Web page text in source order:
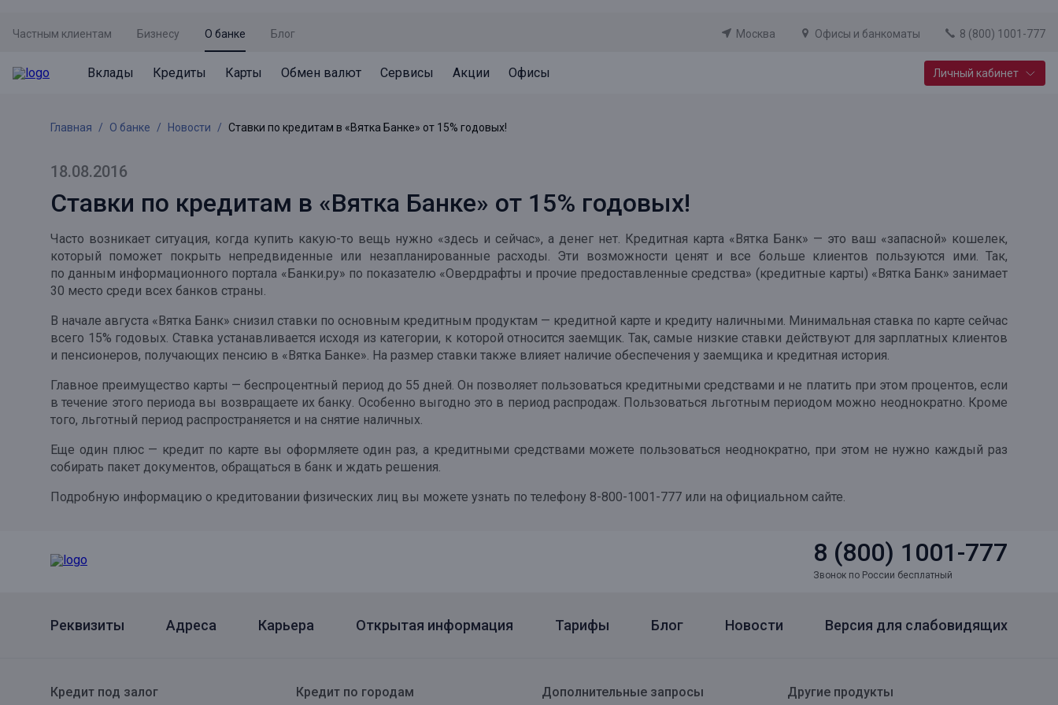
Частным клиентам Бизнесу О банке Блог Москва Офисы и банкоматы 8 (800) 1001-777
Вклады
Не упусти момент
Просто вклад
Накопительный
Отличная стратегия+
Фиксируй доход
Новый старт
Валютный плюс
Все вклады
Система страхования вкладов
Архив вкладов
Подробнее
Кредиты
Кредит под залог недвижимости
Рефинансирование
Кредит на автомобиль
Потребительский кредит
Все кредиты
Привилегии для клиентов
Реструктуризация
Оценка недвижимости
Подбор новой недвижимости
Карты
Дебетовая карта с пакетом услуг
Премиальная карта Mir Supreme
Пенсионная карта
Все карты
Документы
Кешбэк
Обмен валют
Курсы валют
Бронирование валюты
Курсы валют ЦБ
Сервисы
Оплата кредита
Оценка недвижимости
Подбор новой недвижимости
СБПей
Mir Pay
Госуслуги
Регистрация в ЕБС
Мобильное приложение
Все сервисы
Акции
Акция «Приведи друга»
Акция «Ставка на бизнес»
Офисы Личный кабинет
Главная О банке Новости Ставки по кредитам в «Вятка Банке» от 15% годовых!
18.08.2016
Ставки по кредитам в «Вятка Банке» от 15% годовых!
Часто возникает ситуация, когда купить какую-то вещь нужно «здесь и сейчас», а денег нет. Кредитная карта «Вятка Банк» — это ваш «запасной» кошелек,
который поможет покрыть непредвиденные или незапланированные расходы. Эти возможности ценят и все больше клиентов пользуются ими. Так,
по данным информационного портала «Банки.ру» по показателю «Овердрафты и прочие предоставленные средства» (кредитные карты) «Вятка Банк» занимает
30 место среди всех банков страны.
В начале августа «Вятка Банк» снизил ставки по основным кредитным продуктам — кредитной карте и кредиту наличными. Минимальная ставка по карте сейчас
всего 15% годовых. Ставка устанавливается исходя из категории, к которой относится заемщик. Так, самые низкие ставки действуют для зарплатных клиентов
и пенсионеров, получающих пенсию в «Вятка Банке». На размер ставки также влияет наличие обеспечения у заемщика и кредитная история.
Главное преимущество карты — беспроцентный период до 55 дней. Он позволяет пользоваться кредитными средствами и не платить при этом процентов, если
в течение этого периода вы возвращаете их банку. Особенно выгодно это в период распродаж. Пользоваться льготным периодом можно неоднократно. Кроме
того, льготный период распространяется и на снятие наличных.
Еще один плюс — кредит по карте вы оформляете один раз, а кредитными средствами можете пользоваться неоднократно, при этом не нужно каждый раз
собирать пакет документов, обращаться в банк и ждать решения.
Подробную информацию о кредитовании физических лиц вы можете узнать по телефону 8-800-1001-777 или на официальном сайте.
8 (800) 1001-777
Звонок по России бесплатный
Реквизиты Адреса Карьера Открытая информация Тарифы Блог Новости Версия для слабовидящих
Кредит под залог Кредит по городам Дополнительные запросы Другие продукты